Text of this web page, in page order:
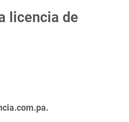
licencia de
.